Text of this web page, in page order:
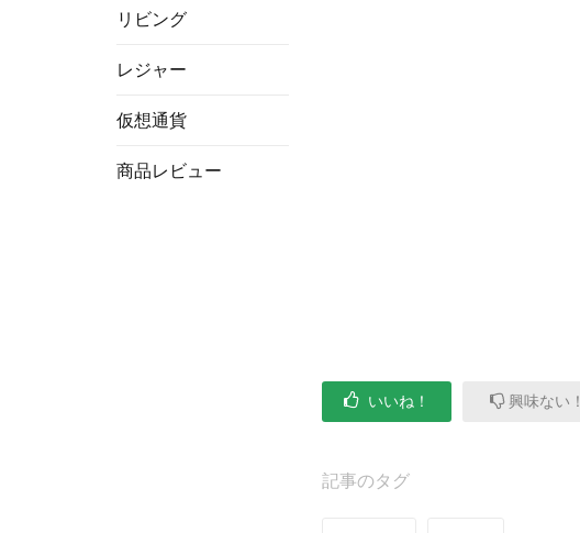
リビング
レジャー
仮想通貨
商品レビュー
いいね！ 興味ない！
記事のタグ